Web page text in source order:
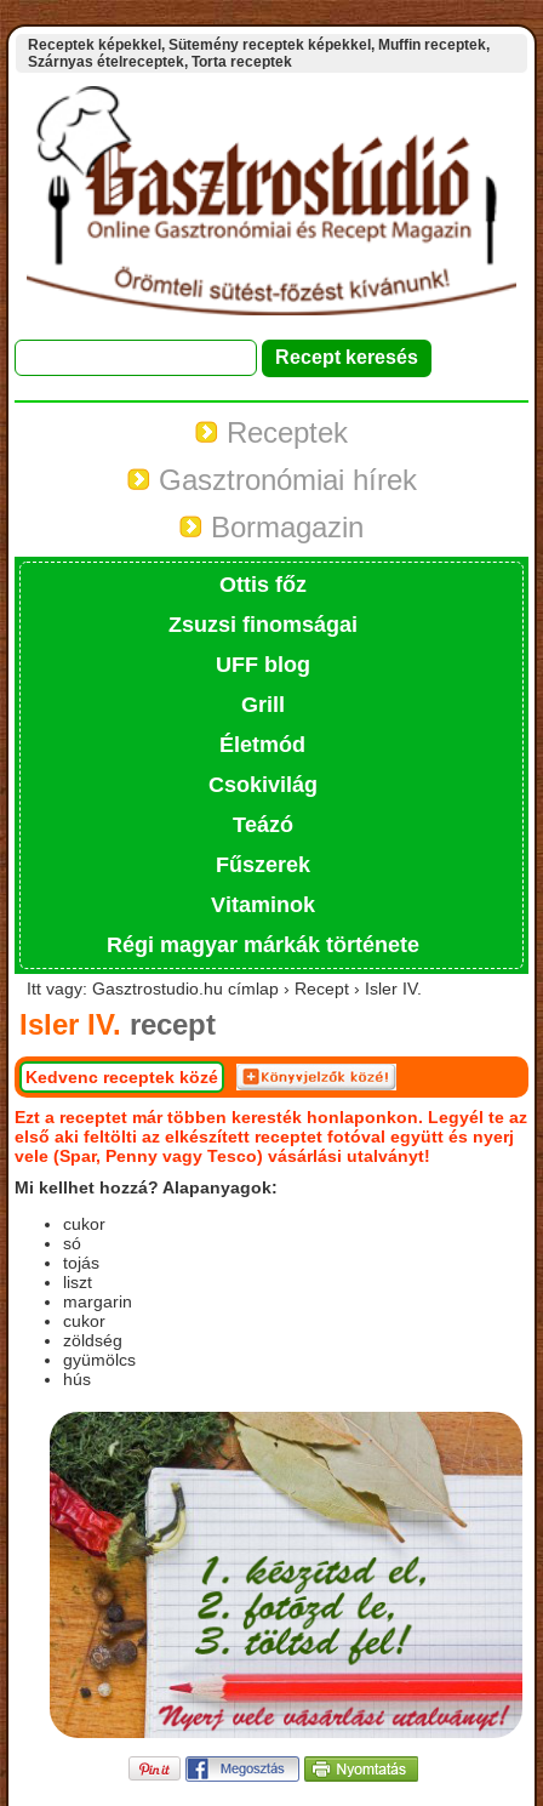
Receptek képekkel, Sütemény receptek képekkel, Muffin receptek,
Szárnyas ételreceptek, Torta receptek
Receptek
Gasztronómiai hírek
Bormagazin
Ottis főz
Zsuzsi finomságai
UFF blog
Grill
Életmód
Csokivilág
Teázó
Fűszerek
Vitaminok
Régi magyar márkák története
Itt vagy: Gasztrostudio.hu címlap › Recept › Isler IV.
Isler IV. recept
Kedvenc receptek közé
Ezt a receptet már többen keresték honlaponkon. Legyél te az
első aki feltölti az elkészített receptet fotóval együtt és nyerj
vele (Spar, Penny vagy Tesco) vásárlási utalványt!
Mi kellhet hozzá? Alapanyagok:
cukor
só
tojás
liszt
margarin
cukor
zöldség
gyümölcs
hús